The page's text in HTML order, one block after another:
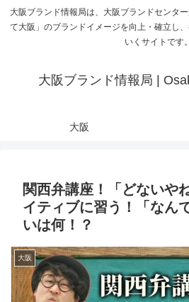
大阪ブランド情報局は、大阪ブランドセンタ
て大阪」のブランドイメージを向上・確立し
いくサイトです。
大阪ブランド情報局 |
大阪
関西弁講座！「どないや
イティブに習う！「なん
いは何！？
大阪